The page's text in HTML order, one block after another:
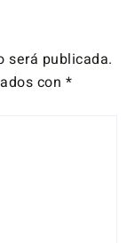
será publicada.
con *